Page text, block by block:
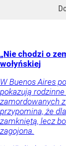
„Nie chodzi o
wołyńskiej
W Buenos Aires
pokazują
zamordowanych
przypomina, że
zamkniętą, lecz
zagojona.